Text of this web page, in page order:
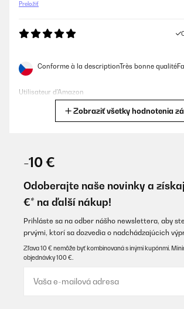
Preložiť
Conforme à la descriptionTrès bonne
Utilisateur d'Amazon
Schrägdeckenraum gekauft.Drei Stück à 300
Fläche von 24qm sicher knapp bemessen. Sie
im Raum verteilt, recht schnell eine
Grad (bei einem über Fernbedienung
Grad (Dieser wird in meinem Raum natürlich
würde ein vierter Heizkörper das
abdecken.Anders als manche Rezensenten
perfekte Ware ohne Fehler. Die Heizkörper
sehr gelungen.Nachtrag: Benutze die
Sie bringen ausreichende Leistung für den
notwendigen Fernbedienung: Wenn die
Zobraziť všetky hodnotenia
-10 €
Odoberajte naše novinky a
€* na ďalší nákup!
Prihláste sa na odber nášho newslettera, aby
prvými, ktorí sa dozvedia o nadchádzajúcich
Zľava 10 € nemôže byť kombinovaná s inými kupónmi.
objednávky 100 €.